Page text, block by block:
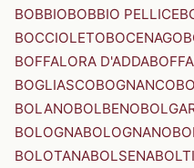
BOBBIOBOBBIO PELLICE
BOCCIOLETOBOCENAGO
BOFFALORA D'ADDA
BOGLIASCOBOGNANCO
BOLANOBOLBENO
BOLOGNABOLOGNANO
BOLOTANABOLSENA